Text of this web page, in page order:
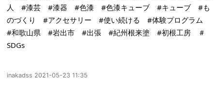
人
#漆芸 #漆器 #色漆 #色漆キューブ #キューブ
#も
のづくり
#アクセサリー #使い続ける
#体験プログラム
#和歌山県
#岩出市 #出張 #紀州根来塗 #初根工房
＃
SDGs
inakadss 2021-05-23 11:35